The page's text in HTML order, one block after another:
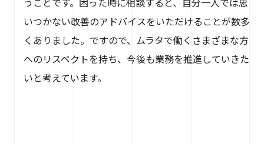
いつかない改善のアドバイスをいただけることが数多
くありました。ですので、ムラタで働くさまざまな方
へのリスペクトを持ち、今後も業務を推進していきた
いと考えています。